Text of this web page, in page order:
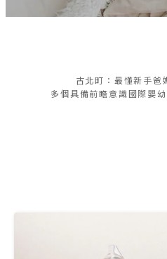
PARASOL古北町：最懂新手
多個具備前瞻意識國際嬰